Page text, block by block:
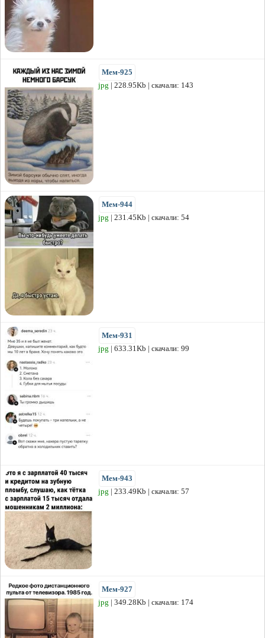
Мем-925
jpg | 228.95Kb | скачали: 143
Мем-944
jpg | 231.45Kb | скачали: 54
Мем-931
jpg | 633.31Kb | скачали: 99
Мем-943
jpg | 233.49Kb | скачали: 57
Мем-927
jpg | 349.28Kb | скачали: 174